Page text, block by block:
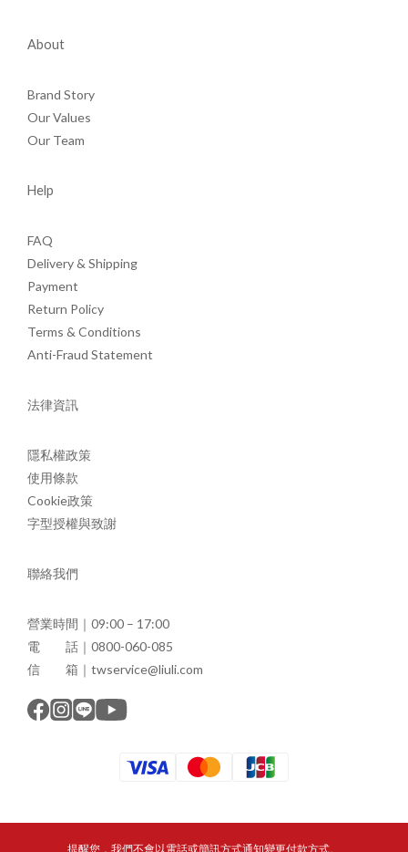
About
Brand Story
Our Values
Our Team
Help
FAQ
Delivery & Shipping
Payment
Return Policy
Terms & Conditions
Anti-Fraud Statement
法律資訊
隱私權政策
使用條款
Cookie政策
字型授權與致謝
聯絡我們
營業時間｜09:00 – 17:00
電 話｜0800-060-085
信 箱｜twservice@liuli.com
提醒您，我們不會以電話或簡訊方式通知變更付款方式。